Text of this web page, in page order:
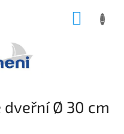
dveřní Ø 30 cm